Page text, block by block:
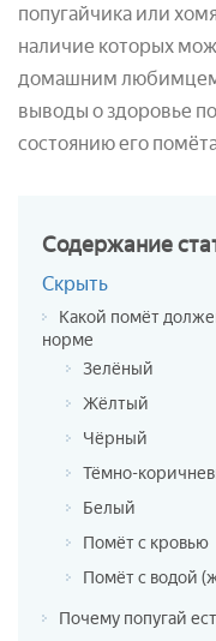
попугайчика или
наличие которых
домашним любимцем
выводы о здоровье
состоянию его
Содержание
Скрыть
Какой помёт
норме
Зелёный
Жёлтый
Чёрный
Тёмно-
Белый
Помёт с кровью
Помёт с водой
Почему попугай